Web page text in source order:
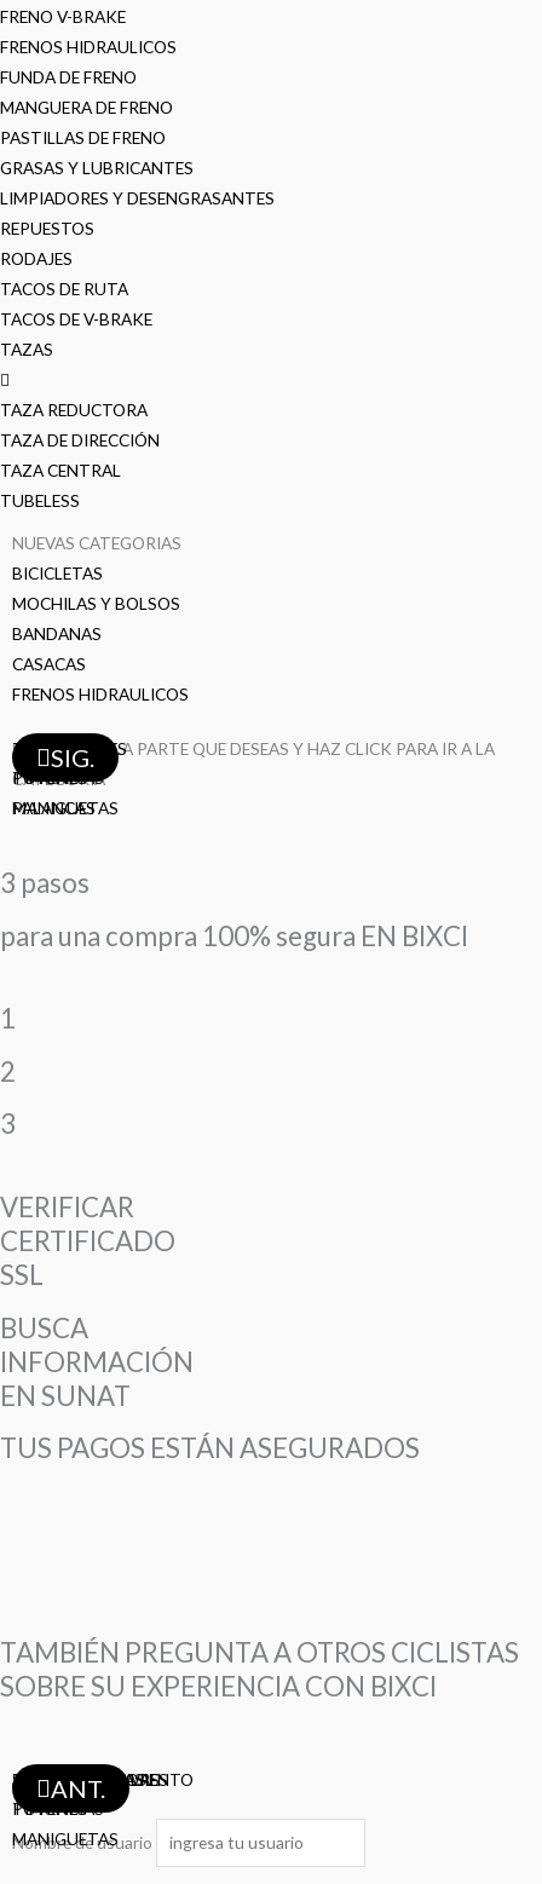
FRENO V-BRAKE
FRENOS HIDRAULICOS
FUNDA DE FRENO
MANGUERA DE FRENO
PASTILLAS DE FRENO
GRASAS Y LUBRICANTES
LIMPIADORES Y DESENGRASANTES
REPUESTOS
RODAJES
TACOS DE RUTA
TACOS DE V-BRAKE
TAZAS
TAZA REDUCTORA
TAZA DE DIRECCIÓN
TAZA CENTRAL
TUBELESS
NUEVAS CATEGORIAS
BICICLETAS
MOCHILAS Y BOLSOS
BANDANAS
CASACAS
FRENOS HIDRAULICOS
MANIGUETAS
PEDALES
MAZAS
TIMONES
POTENCIAS
PALANCAS
FRENOS
LLANTAS
LLANTAS
BIELAS
DESVIADORES
TAZAS
CAMARAS
CAMARAS
CAMARAS
AROS
AROS
RAYOS
RAYOS
RAYOS
SELECCIONA LA PARTE QUE DESEAS Y HAZ CLICK PARA IR A LA
CATEGORÍA
SIG.
3 pasos
para una compra 100% segura EN BIXCI
1
2
3
VERIFICAR
CERTIFICADO
SSL
BUSCA
INFORMACIÓN
EN SUNAT
TUS PAGOS ESTÁN ASEGURADOS
TAMBIÉN PREGUNTA A OTROS CICLISTAS
SOBRE SU EXPERIENCIA CON BIXCI
ASIENTOS
MANIGUETAS
TIJAS
ABRAZADERA ASIENTO
POTENCIAS
TIMONES
SHIFTERS
PEDALES
PIÑONES
MAZAS
BIELAS
TAZAS
DESVIADORES
FRENOS
RAYOS
LLANTAS
LLANTAS
LLANTAS
CAMARAS
CAMARAS
AROS
CADENAS
CADENAS
CABLES-FUNDAS
PORTA-BOTELLAS
DESCARRILADORES
ANT.
Nombre de usuario